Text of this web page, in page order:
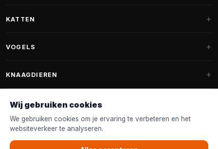
Fantail hondenmanden
Hondenspeelgoed
Halsband & Lijn
Shampoo & Verzorging
KATTEN
Krabpalen voor Maine Coon
Kattenmanden
VOGELS
Vogelvoer binnenvogels
Voederhuisjes
Nestkastjes & Nesting
Tuinvogelvoer
KNAAGDIEREN
Knaagdierenvoer
Accessoires
KLANTENSERVICE
Wij gebruiken cookies
We gebruiken cookies om je ervaring te verbeteren en het
websiteverkeer te analyseren.